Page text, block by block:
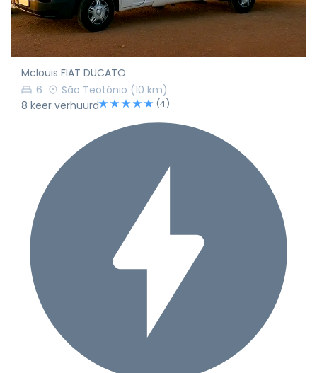
Mclouis FIAT DUCATO
6
São Teotónio (10 km)
8 keer verhuurd
(4)